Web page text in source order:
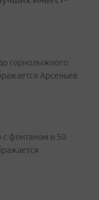
горнолыжного
Арсеньев
фонтаном и 50